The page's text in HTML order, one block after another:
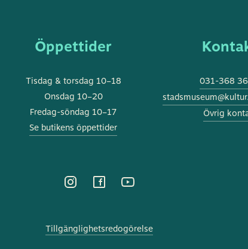
Öppettider
Tisdag & torsdag 10–18
Onsdag 10–20
Fredag-söndag 10–17
Se butikens öppettider
031-368
Övrig
Tillgänglighetsredogörelse